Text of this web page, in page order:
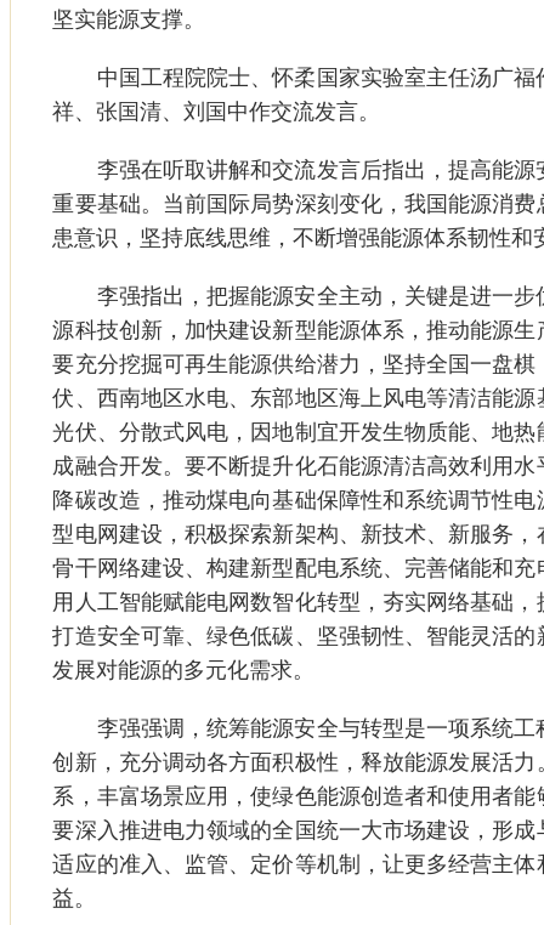
坚实能源支撑。
中国工程院院士、怀柔国家实验室主任汤广福
祥、张国清、刘国中作交流发言。
李强在听取讲解和交流发言后指出，提高能源
重要基础。当前国际局势深刻变化，我国能源消
患意识，坚持底线思维，不断增强能源体系韧性和
李强指出，把握能源安全主动，关键是进一步
源科技创新，加快建设新型能源体系，推动能源
要充分挖掘可再生能源供给潜力，坚持全国一盘
伏、西南地区水电、东部地区海上风电等清洁能
光伏、分散式风电，因地制宜开发生物质能、地
成融合开发。要不断提升化石能源清洁高效利用
降碳改造，推动煤电向基础保障性和系统调节性
型电网建设，积极探索新架构、新技术、新服务
骨干网络建设、构建新型配电系统、完善储能和
用人工智能赋能电网数智化转型，夯实网络基础
打造安全可靠、绿色低碳、坚强韧性、智能灵活
发展对能源的多元化需求。
李强强调，统筹能源安全与转型是一项系统工
创新，充分调动各方面积极性，释放能源发展活
系，丰富场景应用，使绿色能源创造者和使用者
要深入推进电力领域的全国统一大市场建设，形
适应的准入、监管、定价等机制，让更多经营主
益。